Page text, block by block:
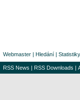
Webmaster | Hledání | Statistiky
RSS News | RSS Downloads |